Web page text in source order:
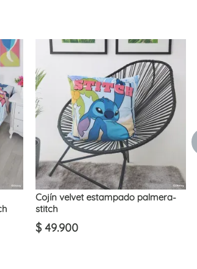
Cojín velvet estampado palmera-
stitch
$ 49.900